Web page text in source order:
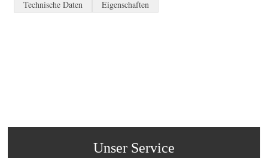
Technische Daten Eigenschaften
Unser Service